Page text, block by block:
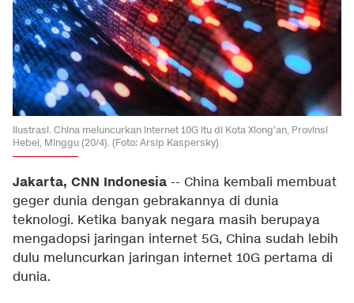
Ilustrasi. China meluncurkan internet 10G itu di Kota Xiong'an, Provinsi
Hebei, Minggu (20/4). (Foto: Arsip Kaspersky)
Jakarta, CNN Indonesia -- China kembali membuat
geger dunia dengan gebrakannya di dunia
teknologi. Ketika banyak negara masih berupaya
mengadopsi jaringan internet 5G, China sudah lebih
dulu meluncurkan jaringan internet 10G pertama di
dunia.